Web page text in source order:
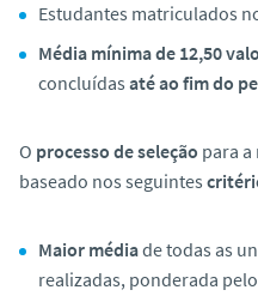
Estudantes matriculados
Média mínima de 12,50
concluídas até ao fim do
O processo de seleção para
baseado nos seguintes
Maior médiade todas as
realizadas, ponderada